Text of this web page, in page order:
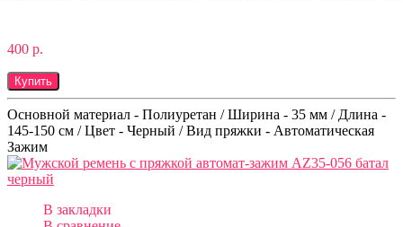
400 р.
Купить
Основной материал - Полиуретан / Ширина - 35 мм / Длина -
145-150 см / Цвет - Черный / Вид пряжки - Автоматическая
Зажим
В закладки